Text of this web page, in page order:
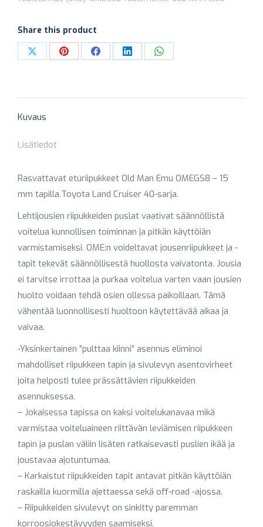
EMU
määrä
Share this product
Share Share Share Share Share
Kuvaus
Lisätiedot
Rasvattavat eturiipukkeet Old Man Emu OMEGS8 – 15
mm tapilla.Toyota Land Cruiser 40-sarja.
Lehtijousien riipukkeiden puslat vaativat säännöllistä
voitelua kunnollisen toiminnan ja pitkän käyttöiän
varmistamiseksi. OME:n voideltavat jousenriipukkeet ja -
tapit tekevät säännöllisestä huollosta vaivatonta. Jousia
ei tarvitse irrottaa ja purkaa voitelua varten vaan jousien
huolto voidaan tehdä osien ollessa paikoillaan. Tämä
vähentää luonnollisesti huoltoon käytettävää aikaa ja
vaivaa.
-Yksinkertainen ”pulttaa kiinni” asennus eliminoi
mahdolliset riipukkeen tapin ja sivulevyn asentovirheet
joita helposti tulee prässättävien riipukkeiden
asennuksessa.
– Jokaisessa tapissa on kaksi voitelukanavaa mikä
varmistaa voiteluaineen riittävän leviämisen riipukkeen
tapin ja puslan väliin lisäten ratkaisevasti puslien ikää ja
joustavaa ajotuntumaa.
– Karkaistut riipukkeiden tapit antavat pitkän käyttöiän
raskailla kuormilla ajettaessa sekä off-road -ajossa.
– Riipukkeiden sivulevyt on sinkitty paremman
korroosiokestävyyden saamiseksi.